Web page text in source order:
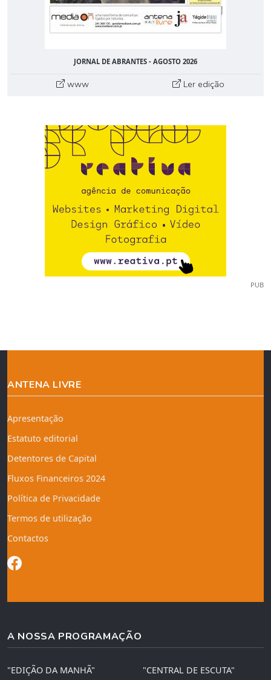
JORNAL DE ABRANTES - AGOSTO 2026
www Ler edição
PUB
ANTENA LIVRE
Apresentação
Estatuto editorial
Detentores de Capital
Fluxos Financeiros 2024
Política de Privacidade
Termos de utilização
Contactos
A NOSSA PROGRAMAÇÃO
"EDIÇÃO DA MANHÃ" "CENTRAL DE ESCUTA"